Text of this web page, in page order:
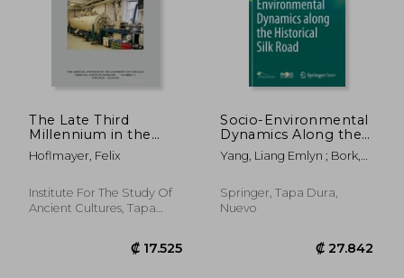
The Late Third
Millennium in the
Ancient Near East:
Chronology, C14, and
Inglés)
Hoflmayer, Felix
Institute For The Study Of
Ancient Cultures, Tapa
Socio-Environmental
Dynamics Along the
Historical Silk Road
(en Inglés)
Yang, Liang Emlyn ; Bork,
Springer, Tapa Dura,
Nuevo